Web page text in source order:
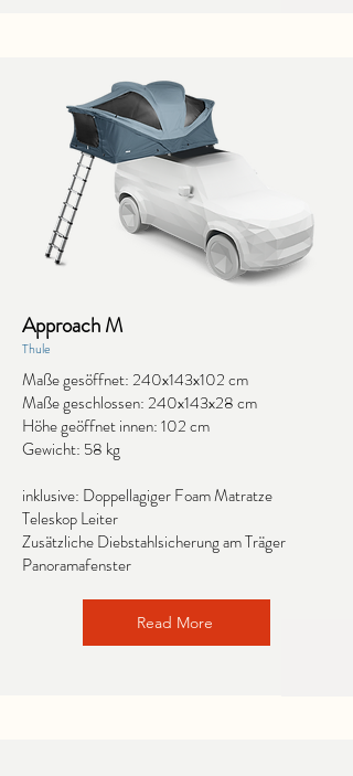
Approach M
Thule
Maße gesöffnet: 240x143x102 cm
Maße geschlossen: 240x143x28 cm
Höhe geöffnet innen: 102 cm
Gewicht: 58 kg
inklusive: Doppellagiger Foam Matratze
Teleskop Leiter
Zusätzliche Diebstahlsicherung am Träger
Panoramafenster
Read More